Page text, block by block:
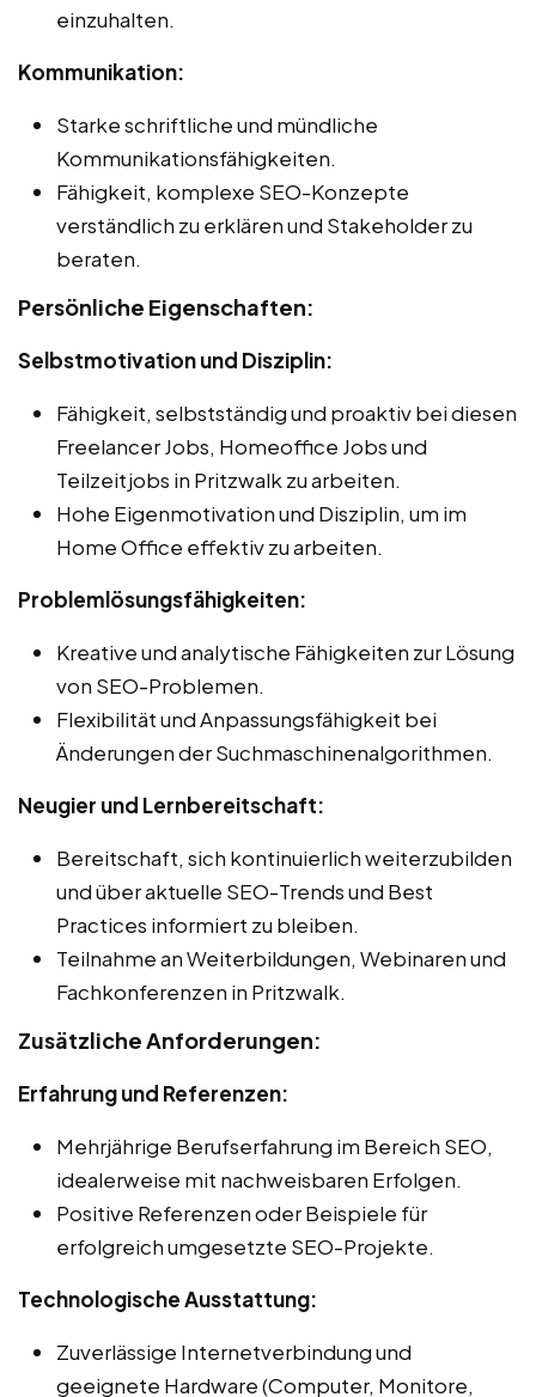
einzuhalten.
Kommunikation:
Starke schriftliche und mündliche
Kommunikationsfähigkeiten.
Fähigkeit, komplexe SEO-Konzepte
verständlich zu erklären und Stakeholder zu
beraten.
Persönliche Eigenschaften:
Selbstmotivation und Disziplin:
Fähigkeit, selbstständig und proaktiv bei diesen
Freelancer Jobs, Homeoffice Jobs und
Teilzeitjobs in Pritzwalk zu arbeiten.
Hohe Eigenmotivation und Disziplin, um im
Home Office effektiv zu arbeiten.
Problemlösungsfähigkeiten:
Kreative und analytische Fähigkeiten zur Lösung
von SEO-Problemen.
Flexibilität und Anpassungsfähigkeit bei
Änderungen der Suchmaschinenalgorithmen.
Neugier und Lernbereitschaft:
Bereitschaft, sich kontinuierlich weiterzubilden
und über aktuelle SEO-Trends und Best
Practices informiert zu bleiben.
Teilnahme an Weiterbildungen, Webinaren und
Fachkonferenzen in Pritzwalk.
Zusätzliche Anforderungen:
Erfahrung und Referenzen:
Mehrjährige Berufserfahrung im Bereich SEO,
idealerweise mit nachweisbaren Erfolgen.
Positive Referenzen oder Beispiele für
erfolgreich umgesetzte SEO-Projekte.
Technologische Ausstattung:
Zuverlässige Internetverbindung und
geeignete Hardware (Computer, Monitore,